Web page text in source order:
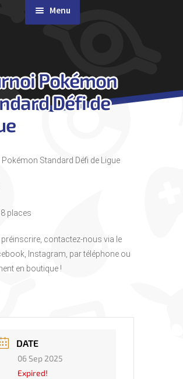
Menu
Agenda
Contact & Accès
Pokémon
Défi de
Standard Défi de Ligue
8 places
préinscrire, contactez-nous via le
Instagram, par téléphone ou
en boutique !
DATE
06 Sep 2025
Expired!